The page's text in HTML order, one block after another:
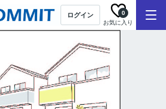
ログイン
お気に入り
0